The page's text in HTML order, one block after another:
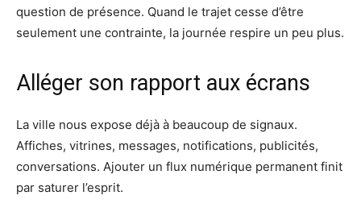
question de présence. Quand le trajet cesse d’être
seulement une contrainte, la journée respire un peu plus.
Alléger son rapport aux écrans
La ville nous expose déjà à beaucoup de signaux.
Affiches, vitrines, messages, notifications, publicités,
conversations. Ajouter un flux numérique permanent finit
par saturer l’esprit.